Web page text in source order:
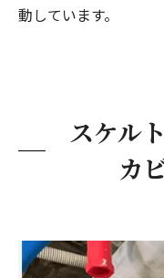
動しています。
スケル
カ